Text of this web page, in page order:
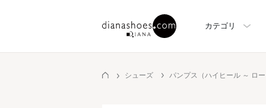
カテゴリ
シューズ パンプス（ハイヒール ～ ロ